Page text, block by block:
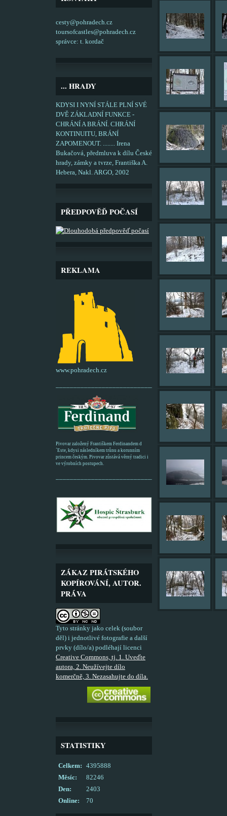
cesty@pohradech.cz
toursofcastles@pohradech.cz
správce: t. kordač
... HRADY
KDYSI I NYNÍ STÁLE PLNÍ SVÉ
DVĚ ZÁKLADNÍ FUNKCE -
CHRÁNÍ A BRÁNÍ. CHRÁNÍ
KONTINUITU, BRÁNÍ
ZAPOMENOUT. ........ Irena
Bukačová, předmluva k dílu České
hrady, zámky a tvrze, Františka A.
Hebera, Nakl. ARGO, 2002
PŘEDPOVĚĎ POČASÍ
REKLAMA
www.pohradech.cz
____________________________________________
Pivovar založený Františkem Ferdinandem d
´Este, kdysi následníkem trůnu a korunním
princem českým. Pivovar zůstává věrný tradici i
ve výrobních postupech.
_________________________________________
ZÁKAZ PIRÁTSKÉHO
KOPÍROVÁNÍ, AUTOR.
PRÁVA
Tyto stránky jako celek (soubor
děl) i jednotlivé fotografie a další
prvky (dílo/a) podléhají licenci
Creative Commons, tj. 1. Uveďte
autora, 2. Neužívejte dílo
komerčně, 3. Nezasahujte do díla.
STATISTIKY
Online: 70
Celkem:
4395888
Měsíc:
82246
Den:
2403